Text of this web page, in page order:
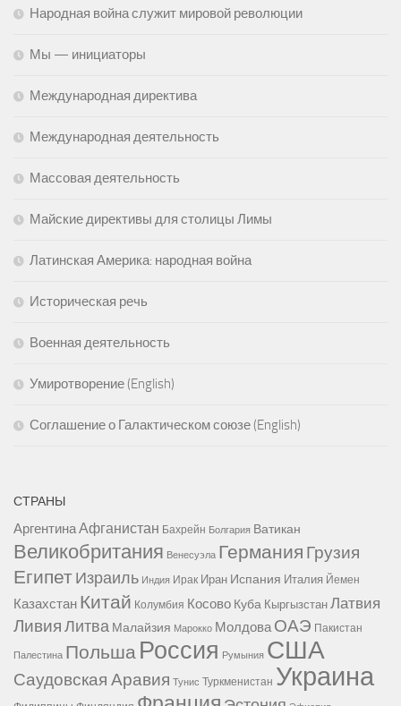
Народная война служит мировой революции
Мы — инициаторы
Международная директива
Международная деятельность
Массовая деятельность
Майские директивы для столицы Лимы
Латинская Америка: народная война
Историческая речь
Военная деятельность
Умиротворение (English)
Соглашение о Галактическом союзе (English)
СТРАНЫ
АргентинаАфганистан Бахрейн Болгария Ватикан
Великобритания Венесуэла Германия Грузия
ЕгипетИзраиль Индия Ирак Иран Испания Италия Йемен
Казахстан Китай Колумбия Косово Куба Кыргызстан Латвия
ЛивияЛитва Малайзия Марокко Молдова ОАЭ Пакистан
Палестина Польша Россия Румыния США
Саудовская Аравия Тунис Туркменистан Украина